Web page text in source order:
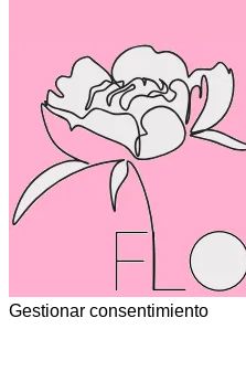
Gestionar consentimiento